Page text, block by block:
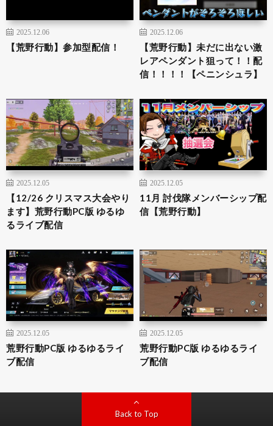
2025.12.06
【荒野行動】参加型配信！
2025.12.06
【荒野行動】未だに出ない激
レアペンダント狙って！！配
信！！！！【ペニンシュラ】
2025.12.05
【12/26 クリスマス大会やり
ます】荒野行動PC版 ゆるゆ
るライブ配信
2025.12.05
11月 討伐隊メンバーシップ配
信【荒野行動】
2025.12.05
荒野行動PC版 ゆるゆるライ
ブ配信
2025.12.05
荒野行動PC版 ゆるゆるライ
ブ配信
Back to Top